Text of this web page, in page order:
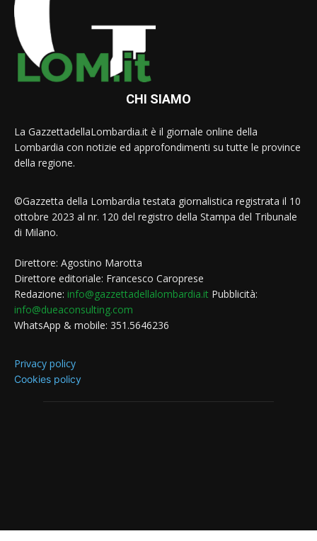
CHI SIAMO
La GazzettadellaLombardia.it è il giornale online della
Lombardia con notizie ed approfondimenti su tutte le province
della regione.
©Gazzetta della Lombardia testata giornalistica registrata il 10
ottobre 2023 al nr. 120 del registro della Stampa del Tribunale
di Milano.
Direttore: Agostino Marotta
Direttore editoriale: Francesco Caroprese
Redazione: info@gazzettadellalombardia.it Pubblicità:
info@dueaconsulting.com
WhatsApp & mobile: 351.5646236
Privacy policy
Cookies policy